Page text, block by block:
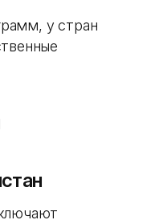
у стран